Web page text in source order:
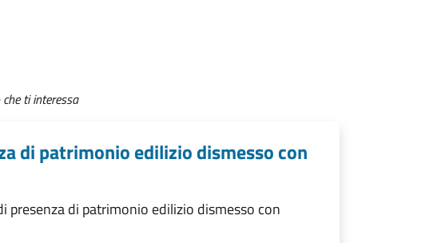
ti interessa
di patrimonio edilizio dismesso con
presenza di patrimonio edilizio dismesso con